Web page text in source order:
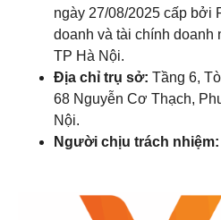
ngày 27/08/2025 cấp bởi
doanh và tài chính doanh
TP Hà Nội.
Địa chỉ trụ sở: Tầng 6,
68 Nguyễn Cơ Thạch,
Nội.
Người chịu trách nhiệm: